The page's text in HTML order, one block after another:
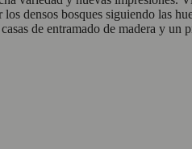
densos bosques siguiendo las
casas de entramado de madera y